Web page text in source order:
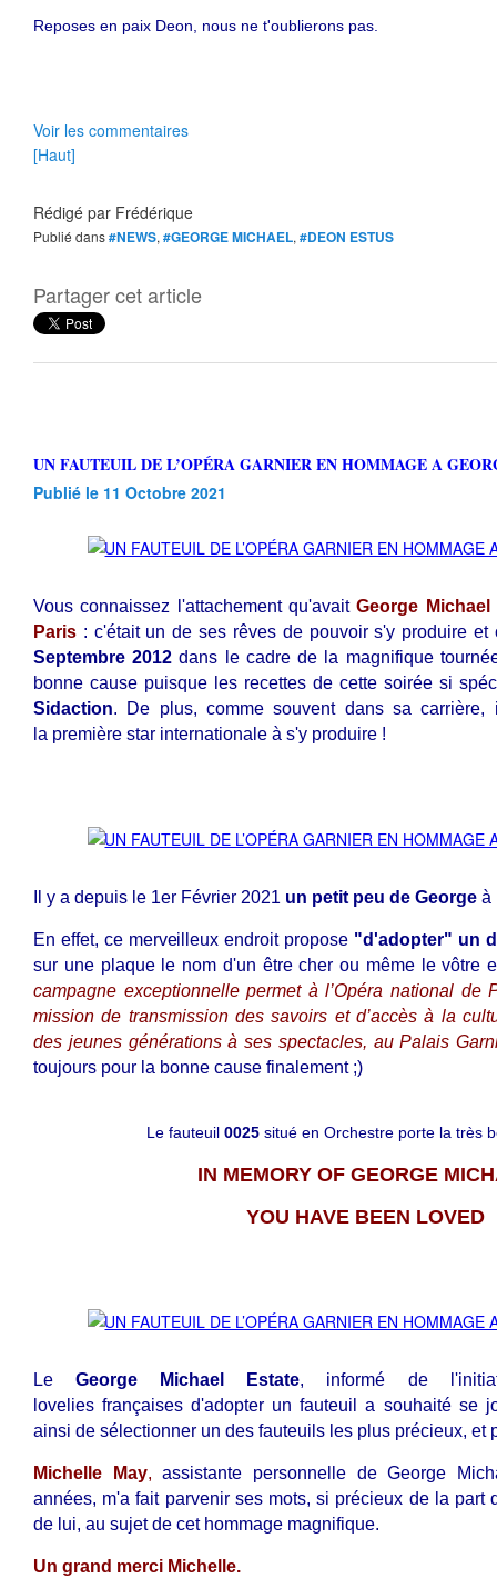
Reposes en paix Deon, nous ne t'oublierons pas.
Voir les commentaires
[Haut]
Rédigé par Frédérique
Publié dans#NEWS, #GEORGE MICHAEL, #DEON ESTUS
Partager cet article
UN FAUTEUIL DE L’OPÉRA GARNIER EN HOMMAGE A
Publié le 11 Octobre 2021
Vous connaissez l'attachement qu'avaitGeorge
Paris : c'était un de ses rêves de pouvoir s'y produire
Septembre 2012dans le cadre de la magnifique
bonne cause puisque les recettes de cette soirée si
Sidaction. De plus, comme souvent dans sa
la première star internationale à s'y produire !
Il y a depuis le 1er Février 2021 un petit peu de George à
En effet, ce merveilleux endroit propose "d'adopter" un
sur une plaque le nom d'un être cher ou même le vôtre
campagne exceptionnelle permet à l’Opéra national de
mission de transmission des savoirs et d’accès à la
des jeunes générations à ses spectacles, au Palais
toujours pour la bonne cause finalement ;)
Le fauteuil 0025 situé en Orchestre porte la très
IN MEMORY OF GEORGE
YOU HAVE BEEN LOVED
LeGeorge Michael Estate, informé de
lovelies françaises d'adopter un fauteuil a souhaité se
ainsi de sélectionner un des fauteuils les plus précieux, et
Michelle May, assistante personnelle de George
années, m'a fait parvenir ses mots, si précieux de la part
de lui, au sujet de cet hommage magnifique.
Un grand merci Michelle.